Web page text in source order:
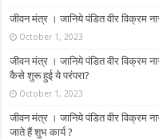
जीवन मंत्र । जानिये पंडित वीर विक्रम
October 1, 2023
जीवन मंत्र । जानिये पंडित वीर विक्रम
कैसे शुरू हुई ये परंपरा?
October 1, 2023
जीवन मंत्र । जानिये पंडित वीर विक्रम
जाते हैं शुभ कार्य ?